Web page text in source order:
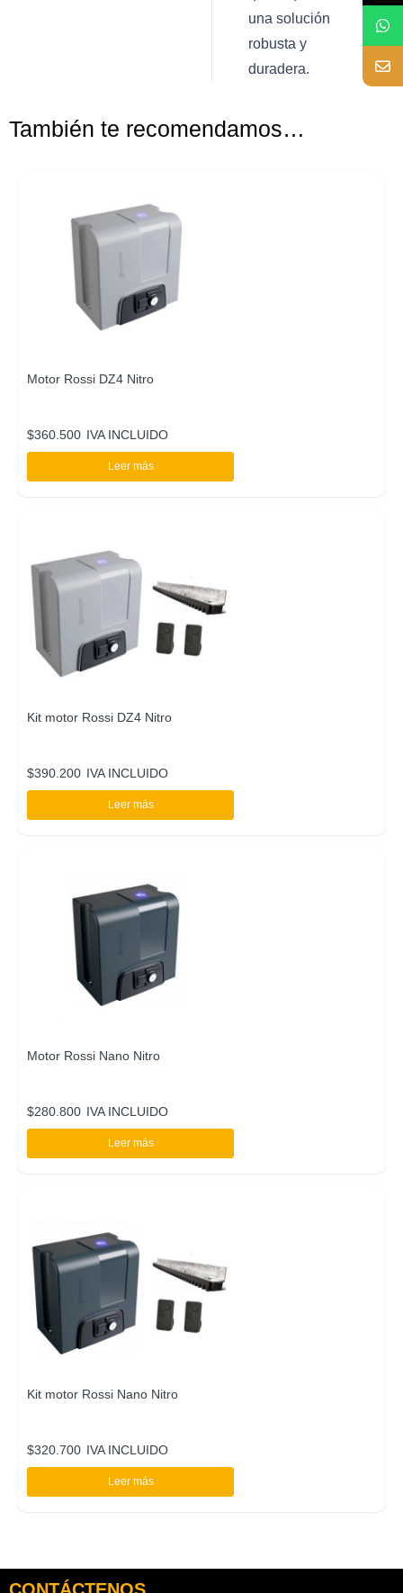
una solución
robusta y
duradera.
También te recomendamos…
Motor Rossi DZ4 Nitro
$360.500 IVA INCLUIDO
Leer más
Kit motor Rossi DZ4 Nitro
$390.200 IVA INCLUIDO
Leer más
Motor Rossi Nano Nitro
$280.800 IVA INCLUIDO
Leer más
Kit motor Rossi Nano Nitro
$320.700 IVA INCLUIDO
Leer más